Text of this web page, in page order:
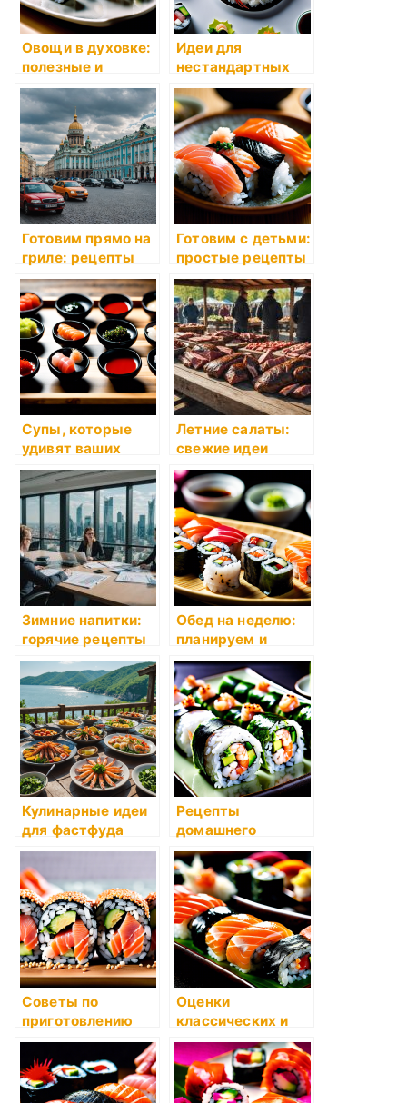
Овощи в духовке:
полезные и
вкусные идеи
Идеи для
нестандартных
рецептов суши
Готовим прямо на
гриле: рецепты
Готовим с детьми:
простые рецепты
Супы, которые
удивят ваших
гостей
Летние салаты:
свежие идеи
Зимние напитки:
горячие рецепты
Обед на неделю:
планируем и
готовим
Кулинарные идеи
для фастфуда
Рецепты
домашнего
мороженого
Советы по
приготовлению
дешевых блюд
Оценки
классических и
авторских суши-
рецептов